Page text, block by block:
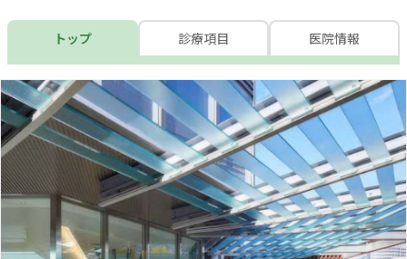
トップ 診療項目 医院情報